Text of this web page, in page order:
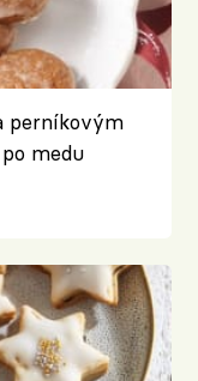
perníkovým
medu